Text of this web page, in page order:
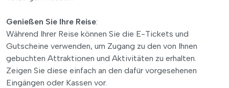
Genießen Sie Ihre Reise:
Während Ihrer Reise können Sie die E-Tickets und
Gutscheine verwenden, um Zugang zu den von Ihnen
gebuchten Attraktionen und Aktivitäten zu erhalten.
Zeigen Sie diese einfach an den dafür vorgesehenen
Eingängen oder Kassen vor.